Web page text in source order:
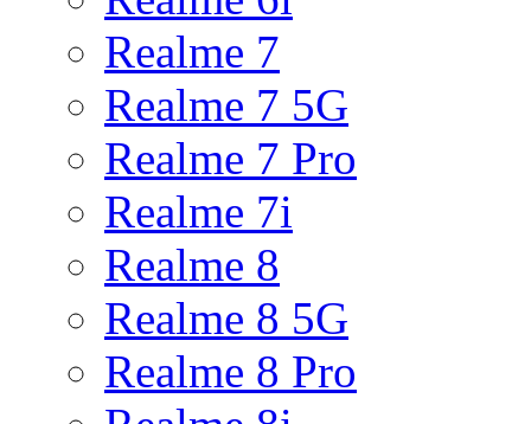
Realme 7
Realme 7 5G
Realme 7 Pro
Realme 7i
Realme 8
Realme 8 5G
Realme 8 Pro